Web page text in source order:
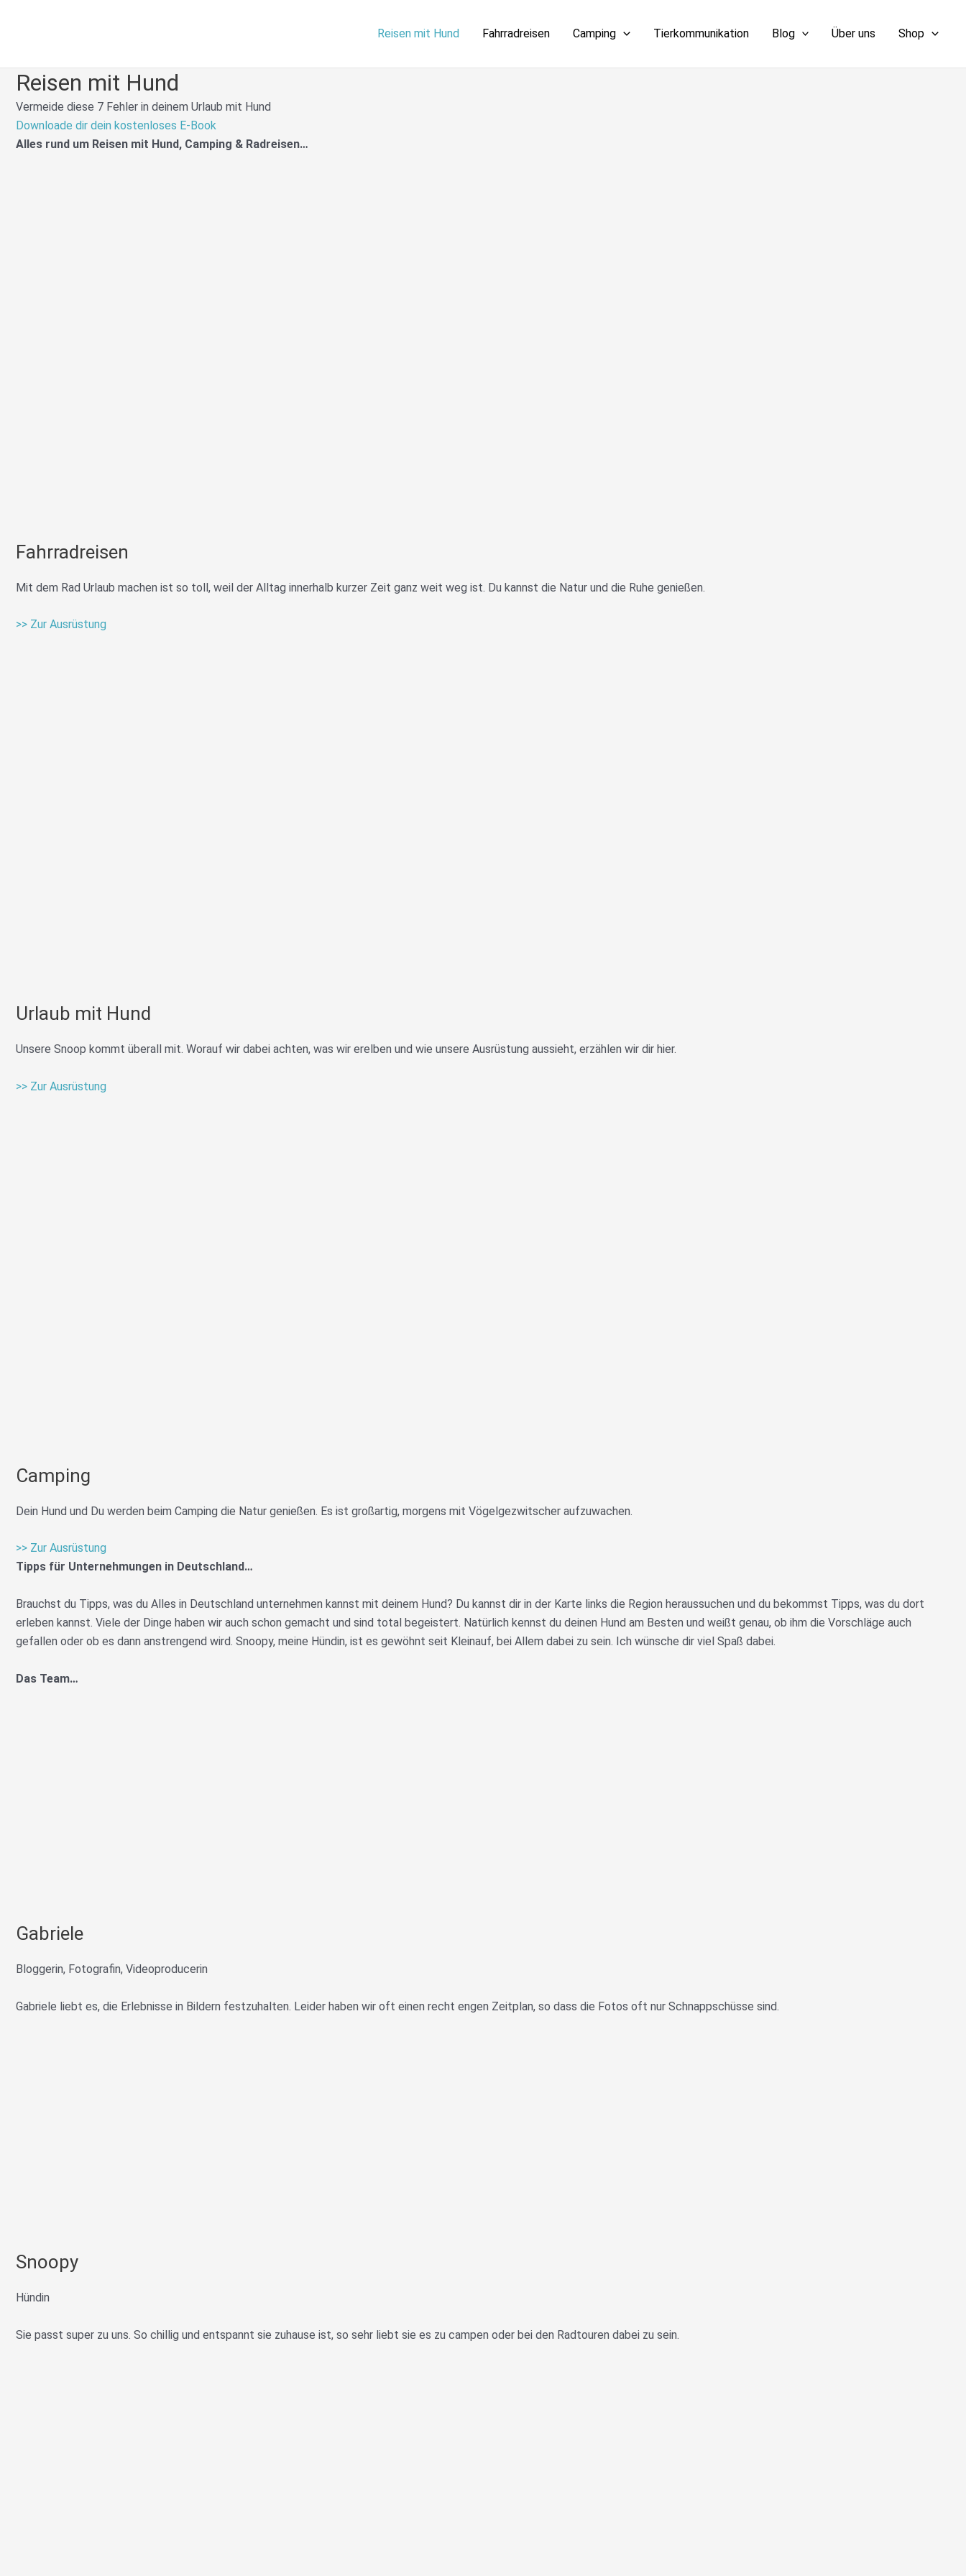
Reisen mit Hund Fahrradreisen Camping Tierkommunikation Blog Über uns Shop
Reisen mit Hund
Vermeide diese 7 Fehler in deinem Urlaub mit Hund
Downloade dir dein kostenloses E-Book
Alles rund um Reisen mit Hund, Camping & Radreisen…
Fahrradreisen
Mit dem Rad Urlaub machen ist so toll, weil der Alltag innerhalb kurzer Zeit ganz weit weg ist. Du kannst die Natur und die Ruhe genießen.
>> Zur Ausrüstung
Urlaub mit Hund
Unsere Snoop kommt überall mit. Worauf wir dabei achten, was wir erelben und wie unsere Ausrüstung aussieht, erzählen wir dir hier.
>> Zur Ausrüstung
Camping
Dein Hund und Du werden beim Camping die Natur genießen. Es ist großartig, morgens mit Vögelgezwitscher aufzuwachen.
>> Zur Ausrüstung
Tipps für Unternehmungen in Deutschland…
Brauchst du Tipps, was du Alles in Deutschland unternehmen kannst mit deinem Hund? Du kannst dir in der Karte links die Region heraussuchen und du bekommst Tipps, was du dort
erleben kannst. Viele der Dinge haben wir auch schon gemacht und sind total begeistert. Natürlich kennst du deinen Hund am Besten und weißt genau, ob ihm die Vorschläge auch
gefallen oder ob es dann anstrengend wird. Snoopy, meine Hündin, ist es gewöhnt seit Kleinauf, bei Allem dabei zu sein. Ich wünsche dir viel Spaß dabei.
Das Team…
Gabriele
Bloggerin, Fotografin, Videoproducerin
Gabriele liebt es, die Erlebnisse in Bildern festzuhalten. Leider haben wir oft einen recht engen Zeitplan, so dass die Fotos oft nur Schnappschüsse sind.
Snoopy
Hündin
Sie passt super zu uns. So chillig und entspannt sie zuhause ist, so sehr liebt sie es zu campen oder bei den Radtouren dabei zu sein.